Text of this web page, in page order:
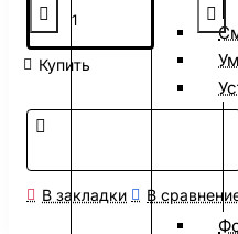
Купить
В закладки В